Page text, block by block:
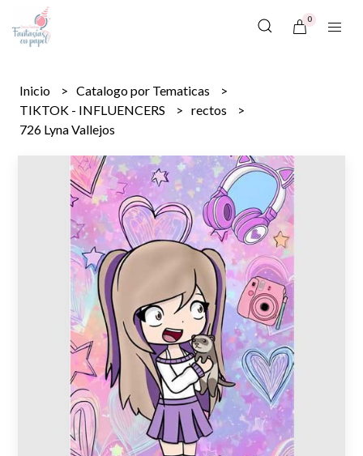
0
Inicio
Catalogo por Tematicas
TIKTOK - INFLUENCERS
rectos
726 Lyna Vallejos